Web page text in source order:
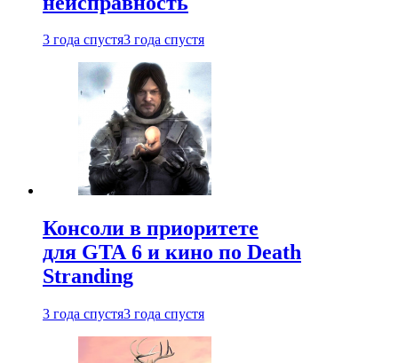
3 года спустя3 года спустя
Консоли в приоритете
для GTA 6 и кино по Death
Stranding
3 года спустя3 года спустя